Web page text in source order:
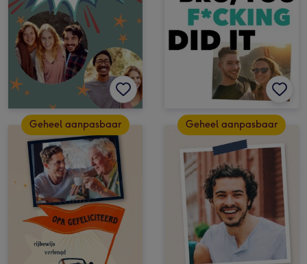
Geheel aanpasbaar Geheel aanpasbaar